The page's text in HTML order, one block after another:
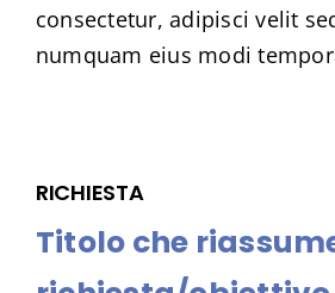
consectetur, adipisci velit
numquam eius modi
RICHIESTA
Titolo che